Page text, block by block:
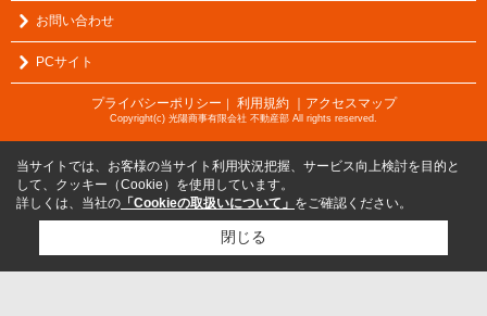
お問い合わせ
PCサイト
プライバシーポリシー ｜ 利用規約 ｜アクセスマップ
Copyright(c) 光陽商事有限会社 不動産部 All rights reserved.
当サイトでは、お客様の当サイト利用状況把握、サービス向上検討を目的と
して、クッキー（Cookie）を使用しています。
詳しくは、当社の 「Cookieの取扱いについて」 をご確認ください。
閉じる